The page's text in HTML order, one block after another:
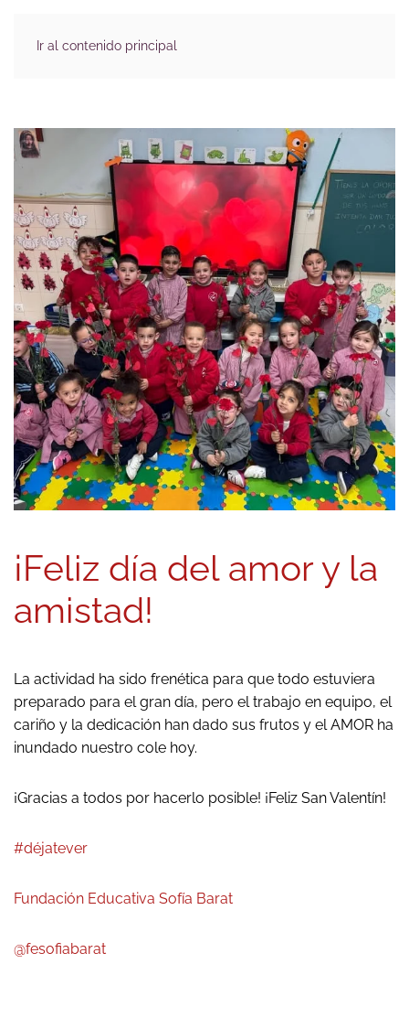
Ir al contenido principal
¡Feliz día del amor y la
amistad!
La actividad ha sido frenética para que todo estuviera
preparado para el gran día, pero el trabajo en equipo, el
cariño y la dedicación han dado sus frutos y el AMOR ha
inundado nuestro cole hoy.
¡Gracias a todos por hacerlo posible! ¡Feliz San Valentín!
#déjatever
Fundación Educativa Sofía Barat
@fesofiabarat